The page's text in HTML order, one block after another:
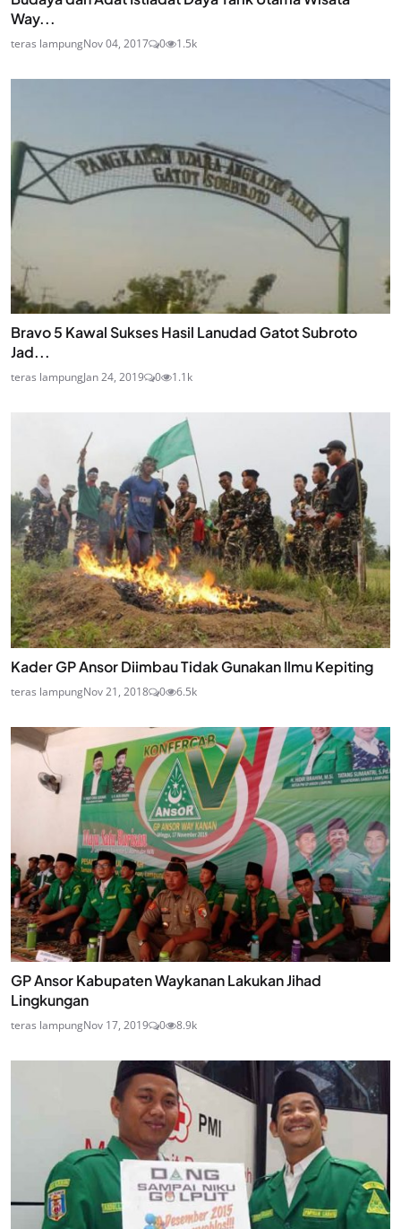
Way...
teras lampungNov 04, 2017 0 1.5k
Bravo 5 Kawal Sukses Hasil Lanudad Gatot Subroto
Jad...
teras lampungJan 24, 2019 0 1.1k
Kader GP Ansor Diimbau Tidak Gunakan Ilmu Kepiting
teras lampungNov 21, 2018 0 6.5k
GP Ansor Kabupaten Waykanan Lakukan Jihad
Lingkungan
teras lampungNov 17, 2019 0 8.9k